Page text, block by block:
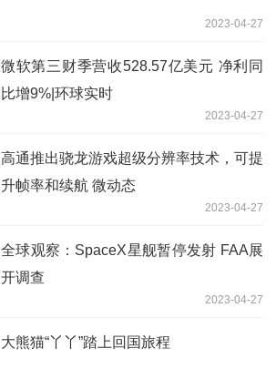
2023-04-27
微软第三财季营收528.57亿美元 净利同
比增9%|环球实时
2023-04-27
高通推出骁龙游戏超级分辨率技术，可提
升帧率和续航 微动态
2023-04-27
全球观察：SpaceX星舰暂停发射 FAA展
开调查
2023-04-27
大熊猫“丫丫”踏上回国旅程